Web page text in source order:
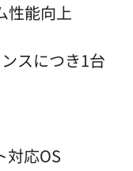
性能向上
スにつき1台
対応OS